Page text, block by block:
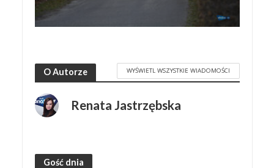
O Autorze WYŚWIETL WSZYSTKIE WIADOMOŚCI
Renata Jastrzębska
Gość dnia